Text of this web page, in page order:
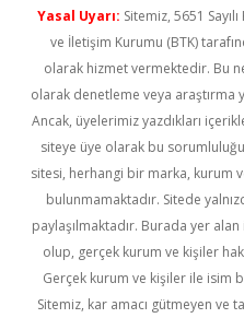
Yasal Uyarı: Sitemiz, 5651
ve İletişim Kurumu (BTK)
olarak hizmet vermektedir. Bu
olarak denetleme veya araştırma
Ancak, üyelerimiz yazdıkları
siteye üye olarak bu
sitesi, herhangi bir marka, kurum
bulunmamaktadır. Sitede
paylaşılmaktadır. Burada yer
olup, gerçek kurum ve kişiler
Gerçek kurum ve kişiler ile isim
Sitemiz, kar amacı gütmeyen ve